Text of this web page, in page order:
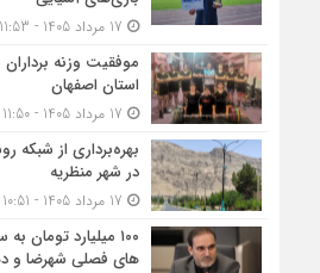
موفقیت وزنه
استان اصفهان
بهره‌برداری از شبکه
در شهر منظریه
۱۰۰ میلیارد تومان
های فصلی شهرضا و